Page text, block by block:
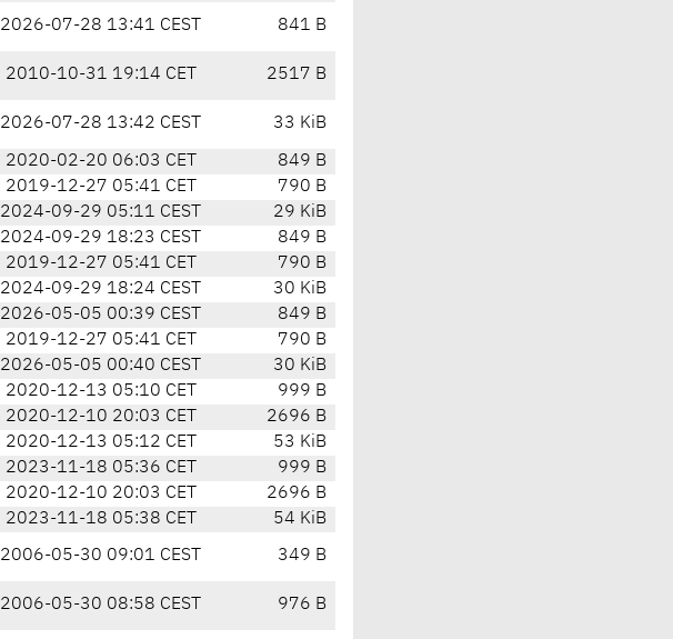
2026-07-28 13:41 CEST 841 B
2010-10-31 19:14 CET 2517 B
2026-07-28 13:42 CEST 33 KiB
2020-02-20 06:03 CET
849 B
2019-12-27 05:41 CET
790 B
2024-09-29 05:11 CEST
29 KiB
2024-09-29 18:23 CEST
849 B
2019-12-27 05:41 CET
790 B
2024-09-29 18:24 CEST
30 KiB
2026-05-05 00:39 CEST
849 B
2019-12-27 05:41 CET
790 B
2026-05-05 00:40 CEST
30 KiB
2020-12-13 05:10 CET
999 B
2020-12-10 20:03 CET
2696 B
2020-12-13 05:12 CET
53 KiB
2023-11-18 05:36 CET
999 B
2020-12-10 20:03 CET
2696 B
2023-11-18 05:38 CET
54 KiB
2006-05-30 09:01 CEST 349 B
2006-05-30 08:58 CEST 976 B